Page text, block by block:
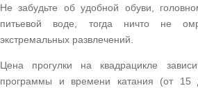
Не забудьте об удобной обуви,
питьевой воде, тогда ничто не
экстремальных развлечений.
Цена прогулки на квадрацикле
программы и времени катания (от 15